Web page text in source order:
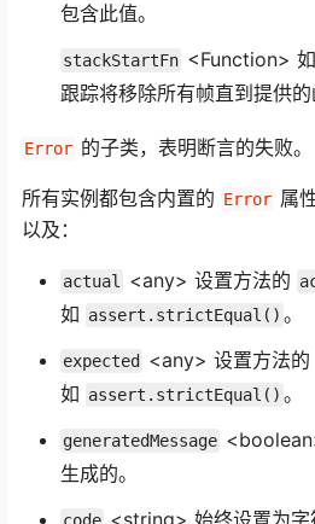
包含此值。
stackStartFn <Function>
跟踪将移除所有帧直到提供的
Error 的子类，表明断言的失败。
所有实例都包含内置的 Error 属
以及：
actual <any> 设置方法的
如 assert.strictEqual() 。
expected <any> 设置方法的
如 assert.strictEqual() 。
generatedMessage
生成的。